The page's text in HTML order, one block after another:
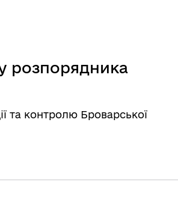
розпорядника
та контролю Броварської